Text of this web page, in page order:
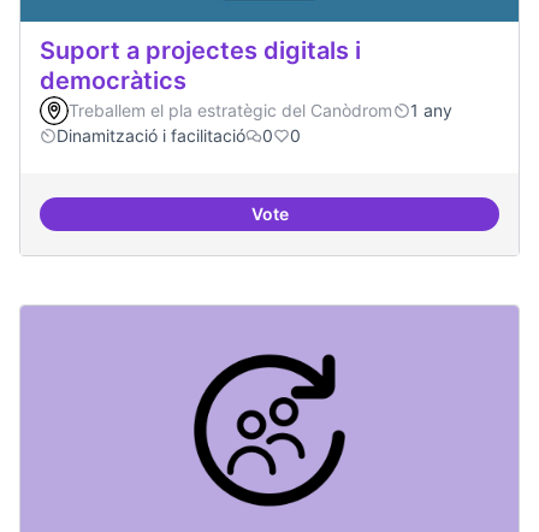
Suport a projectes digitals i
democràtics
Treballem el pla estratègic del Canòdrom
1 any
Dinamització i facilitació
0 0
VoteSuport a projectes digitals i